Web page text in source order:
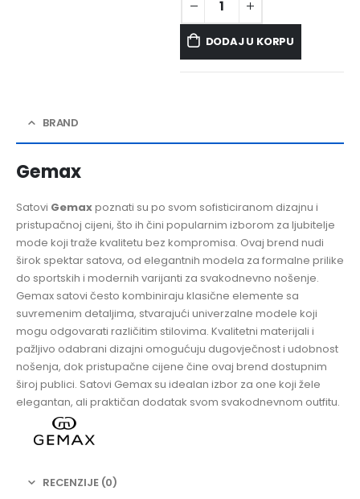
DODAJ U KORPU
BRAND
Gemax
Satovi Gemaxpoznati su po svom sofisticiranom dizajnu i
pristupačnoj cijeni, što ih čini popularnim izborom za ljubitelje
mode koji traže kvalitetu bez kompromisa. Ovaj brend nudi
širok spektar satova, od elegantnih modela za formalne prilike
do sportskih i modernih varijanti za svakodnevno nošenje.
Gemax satovi često kombiniraju klasične elemente sa
suvremenim detaljima, stvarajući univerzalne modele koji
mogu odgovarati različitim stilovima. Kvalitetni materijali i
pažljivo odabrani dizajni omogućuju dugovječnost i udobnost
nošenja, dok pristupačne cijene čine ovaj brend dostupnim
široj publici. Satovi Gemax su idealan izbor za one koji žele
elegantan, ali praktičan dodatak svom svakodnevnom outfitu.
RECENZIJE (0)